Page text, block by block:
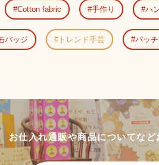
Cotton fabric 手作り ハ
バッジ トレンド手芸 パッ
お仕入れ通販や商品についてなど